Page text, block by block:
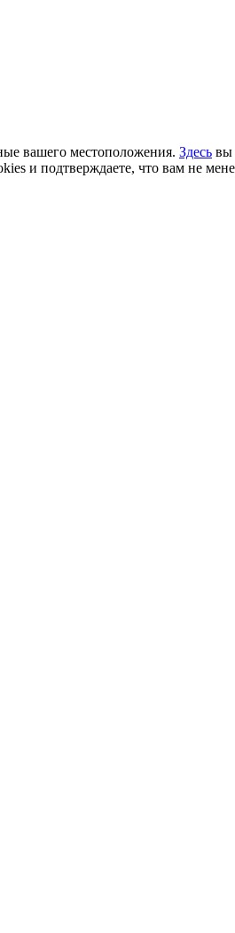
вашего местоположения. Здесь вы
и подтверждаете, что вам не